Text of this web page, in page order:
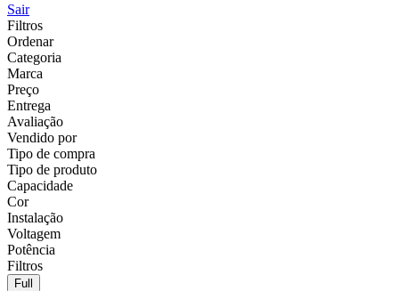
Sair
Filtros
Ordenar
Categoria
Marca
Preço
Entrega
Avaliação
Vendido por
Tipo de compra
Tipo de produto
Capacidade
Cor
Instalação
Voltagem
Potência
Filtros
Full